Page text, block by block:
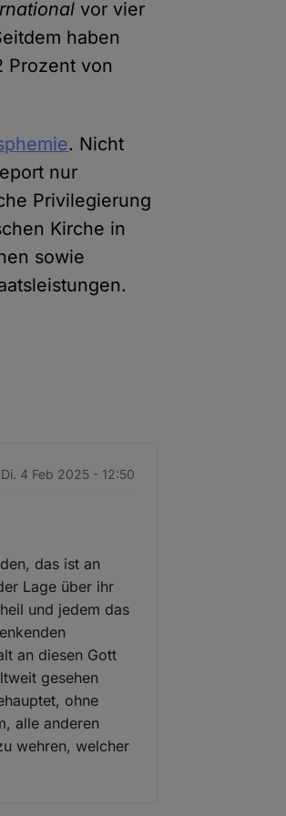
vor vier
haben
Prozent von
. Nicht
nur
Privilegierung
Kirche in
sowie
Di. 4 Feb 2025 - 12:50
das ist an
Lage über ihr
und jedem das
an diesen Gott
gesehen
ohne
alle anderen
wehren, welcher